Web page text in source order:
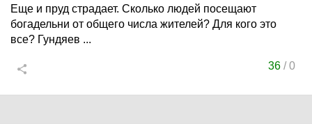
Еще и пруд страдает. Сколько людей посещают
богадельни от общего числа жителей? Для кого это
все? Гундяев ...
36 /0